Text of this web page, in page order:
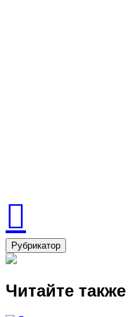
Рубрикатор
Читайте также